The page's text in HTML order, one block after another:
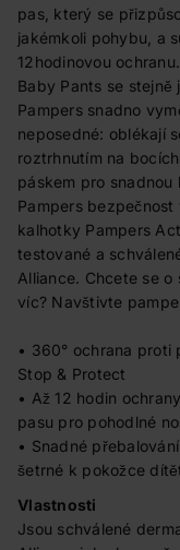
pas, který se
jakémkoli pohybu, a
12hodinovou
Baby Pants se
Pampers snadno
neposedné: oblékají
roztrhnutím na
páskem pro
Pampers
kalhotky Pampers
testované a
Alliance. Chcete se
víc? Navštivte
• 360° ochrana proti
Stop & Protect
• Až 12 hodin
pasu pro pohodlné
• Snadné
šetrné k pokožce
Vlastnosti
Jsou schválené